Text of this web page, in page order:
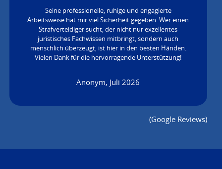
Seine professionelle, ruhige und engagierte
Arbeitsweise hat mir viel Sicherheit gegeben. Wer einen
Strafverteidiger sucht, der nicht nur exzellentes
juristisches Fachwissen mitbringt, sondern auch
menschlich überzeugt, ist hier in den besten Händen.
Vielen Dank für die hervorragende Unterstützung!
Anonym, Juli 2026
(Google Reviews)